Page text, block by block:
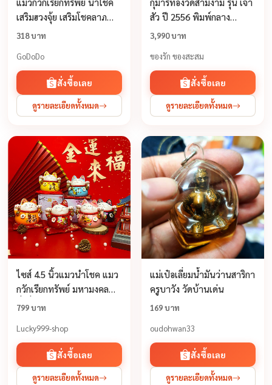
แมวกวักเรียกทรัพย์ น้ำโชค
เสริมฮวงจุ้ย เสริมโชคลาภ
ของตกแต่งบ้าน ตกแต่งร้าน
318 บาท
GoDoDo
สั่งซื้อเลย
ดูรายละเอียดทั้งหมด
กุมารทองวัดสามง่าม รุ่น เจ้า
สัว ปี 2556 พิมพ์กลาง
สูง6.5นิ้ว [รับประกันสินค้าคืน
บ้านเรือน...
3,990 บาท
ของรัก ของสะสม
สั่งซื้อเลย
ดูรายละเอียดทั้งหมด
ไซส์ 4.5 นิ้วแมวนำโชค แมว
กวักเรียกทรัพย์ มหามงคล
มั่งคั่ง มหาโชค กวักโชคลาภ
799 บาท
Lucky999-shop
สั่งซื้อเลย
ดูรายละเอียดทั้งหมด
แม่เป๋อเลี่ยมน้ำมันว่านสาริกา
ครูบาวัง วัดบ้านเด่น
169 บาท
oudohwan33
สั่งซื้อเลย
ดูรายละเอียดทั้งหมด